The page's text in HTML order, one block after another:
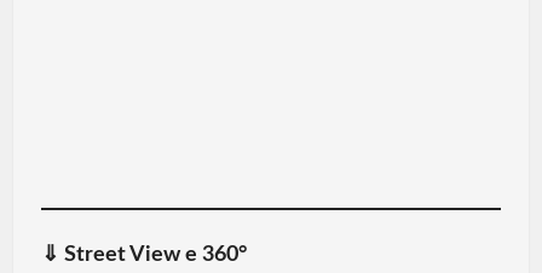
⇓ Street View e 360°